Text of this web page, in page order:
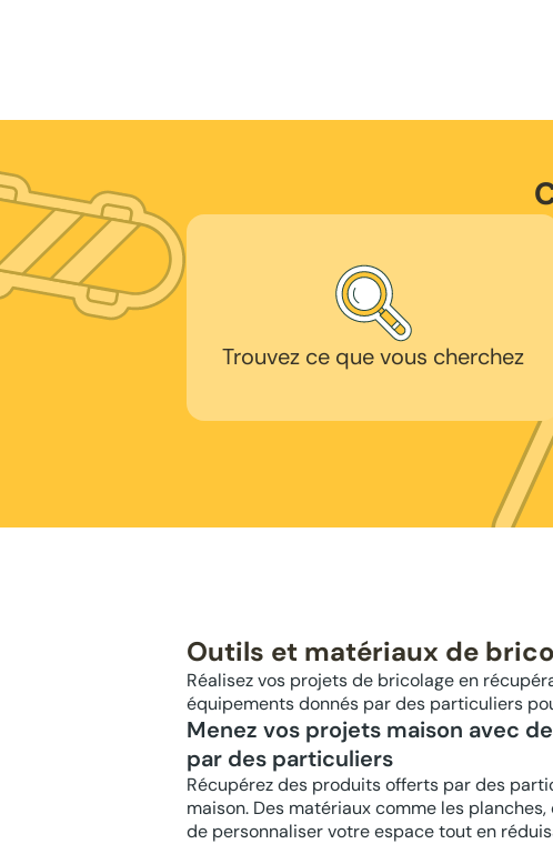
Trouvez ce que vous cherchez
Outils et matériaux de
Réalisez vos projets de bricolage en
équipements donnés par des particuliers
Menez vos projets maison avec
par des particuliers
Récupérez des produits offerts par des
maison. Des matériaux comme les
de personnaliser votre espace tout en